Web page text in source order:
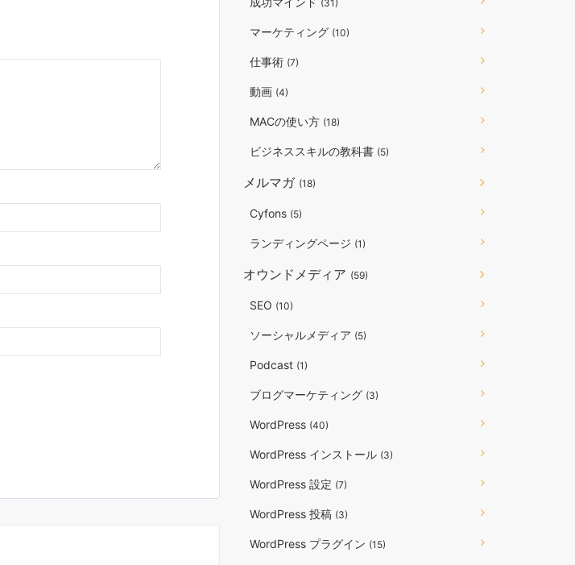
(31)
マーケティング (10)
仕事術 (7)
動画 (4)
MACの使い方 (18)
ビジネススキルの教科書 (5)
メルマガ (18)
Cyfons (5)
ランディングページ (1)
オウンドメディア (59)
SEO (10)
ソーシャルメディア (5)
Podcast (1)
ブログマーケティング (3)
WordPress (40)
WordPress インストール (3)
WordPress 設定 (7)
WordPress 投稿 (3)
WordPress プラグイン (15)